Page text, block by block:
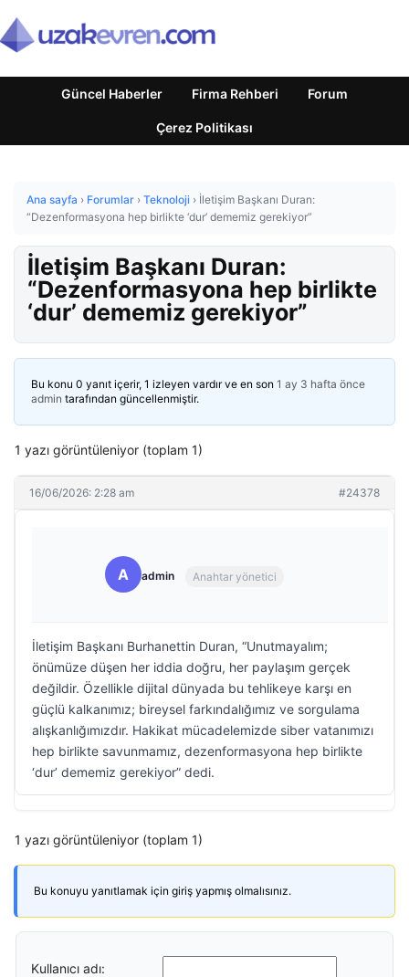
Güncel Haberler Firma Rehberi Forum
Çerez Politikası
Ana sayfa › Forumlar › Teknoloji › İletişim Başkanı Duran:
“Dezenformasyona hep birlikte ‘dur’ dememiz gerekiyor”
İletişim Başkanı Duran:
“Dezenformasyona hep birlikte
‘dur’ dememiz gerekiyor”
Bu konu 0 yanıt içerir, 1 izleyen vardır ve en son 1 ay 3 hafta önce
admin tarafından güncellenmiştir.
1 yazı görüntüleniyor (toplam 1)
16/06/2026: 2:28 am #24378
A admin Anahtar yönetici
İletişim Başkanı Burhanettin Duran, “Unutmayalım;
önümüze düşen her iddia doğru, her paylaşım gerçek
değildir. Özellikle dijital dünyada bu tehlikeye karşı en
güçlü kalkanımız; bireysel farkındalığımız ve sorgulama
alışkanlığımızdır. Hakikat mücadelemizde siber vatanımızı
hep birlikte savunmamız, dezenformasyona hep birlikte
‘dur’ dememiz gerekiyor” dedi.
1 yazı görüntüleniyor (toplam 1)
Bu konuyu yanıtlamak için giriş yapmış olmalısınız.
Kullanıcı adı: